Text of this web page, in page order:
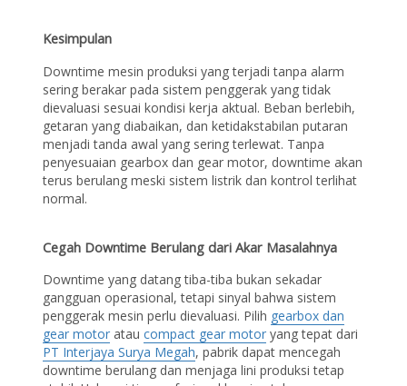
Kesimpulan
Downtime mesin produksi yang terjadi tanpa alarm
sering berakar pada sistem penggerak yang tidak
dievaluasi sesuai kondisi kerja aktual. Beban berlebih,
getaran yang diabaikan, dan ketidakstabilan putaran
menjadi tanda awal yang sering terlewat. Tanpa
penyesuaian gearbox dan gear motor, downtime akan
terus berulang meski sistem listrik dan kontrol terlihat
normal.
Cegah Downtime Berulang dari Akar Masalahnya
Downtime yang datang tiba-tiba bukan sekadar
gangguan operasional, tetapi sinyal bahwa sistem
penggerak mesin perlu dievaluasi. Pilih gearbox dan
gear motor ataucompact gear motor yang tepat dari
PT Interjaya Surya Megah, pabrik dapat mencegah
downtime berulang dan menjaga lini produksi tetap